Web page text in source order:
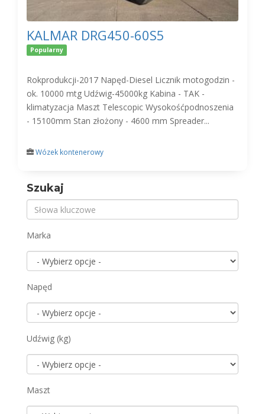
KALMAR DRG450-60S5
Popularny
Rokprodukcji-2017 Napęd-Diesel Licznik motogodzin -
ok. 10000 mtg Udźwig-45000kg Kabina - TAK -
klimatyzacja Maszt Telescopic Wysokośćpodnoszenia
- 15100mm Stan złożony - 4600 mm Spreader...
Wózek kontenerowy
Szukaj
Marka
Napęd
Udźwig (kg)
Maszt